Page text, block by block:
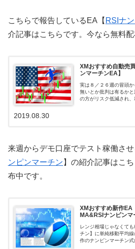
こちらで報告しているEA【 RSIナ
介記事はこちらです。今なら無料配
XMおすすめ自動売
ンマーチンEA】
実は８／２６週の冒頭
無いとか批判は有るか
の方がリスク低減され、
2019.08.30
来週からデモ口座でテスト稼働さ
ンピンマーチン 】の紹介記事はこ
布中です。
XMおすすめ新作EA
MA&RSIナンピンマ
レンジ相場じゃなくて
チン】に単純移動平均
作のナンピンマーチン式